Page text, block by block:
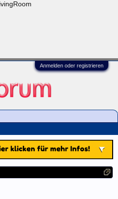
Anmelden oder registrieren